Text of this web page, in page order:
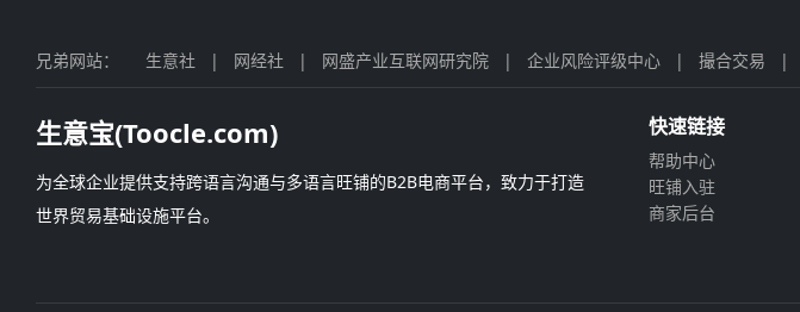
兄弟网站： 生意社 | 网经社 | 网盛产业互联网研究院 | 企业风险评级中心 | 撮合交易 |
生意宝(Toocle.com)
为全球企业提供支持跨语言沟通与多语言旺铺的B2B电商平台，致力于打造
世界贸易基础设施平台。
快速链接
帮助中心
旺铺入驻
商家后台